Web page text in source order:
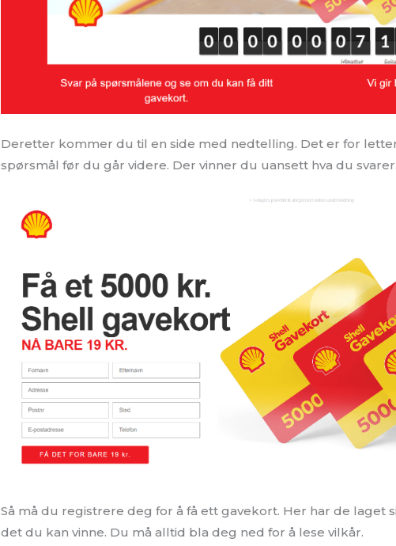
Deretter kommer du til en side med nedtelling. Det er for
spørsmål før du går videre. Der vinner du uansett hva du svarer.
Så må du registrere deg for å få ett gavekort. Her har de laget
det du kan vinne. Du må alltid bla deg ned for å lese vilkår.